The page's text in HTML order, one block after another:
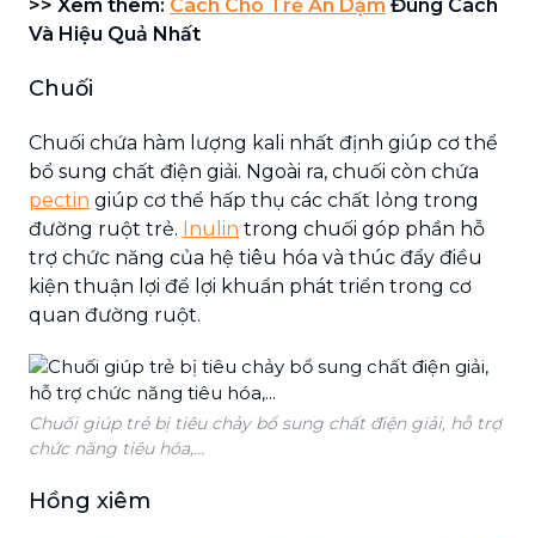
>> Xem thêm: Cách Cho Trẻ Ăn Dặm Đúng Cách
Và Hiệu Quả Nhất
Chuối
Chuối chứa hàm lượng kali nhất định giúp cơ thể
bổ sung chất điện giải. Ngoài ra, chuối còn chứa
pectin giúp cơ thể hấp thụ các chất lỏng trong
đường ruột trẻ. Inulin trong chuối góp phần hỗ
trợ chức năng của hệ tiêu hóa và thúc đẩy điều
kiện thuận lợi để lợi khuẩn phát triển trong cơ
quan đường ruột.
Chuối giúp trẻ bị tiêu chảy bổ sung chất điện giải, hỗ trợ
chức năng tiêu hóa,...
Hồng xiêm